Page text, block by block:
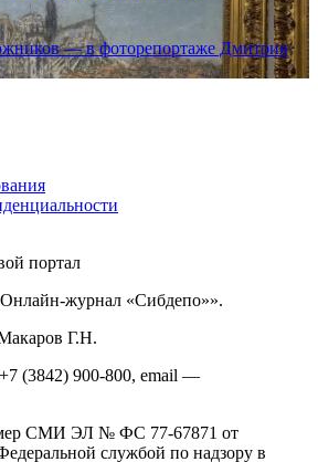
— в фоторепортаже Дмитрия
портал
журнал «Сибдепо»».
Г.Н.
(3842) 900-800, email —
СМИ ЭЛ № ФС 77-67871 от
службой по надзору в